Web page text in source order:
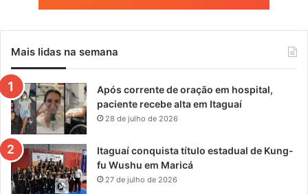
Mais lidas na semana
Após corrente de oração em hospital,
paciente recebe alta em Itaguaí
28 de julho de 2026
Itaguaí conquista título estadual de Kung-
fu Wushu em Maricá
27 de julho de 2026